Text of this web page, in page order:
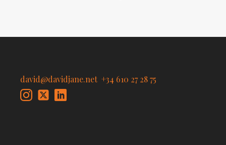
david@davidjane.net +34 610 27 28 75